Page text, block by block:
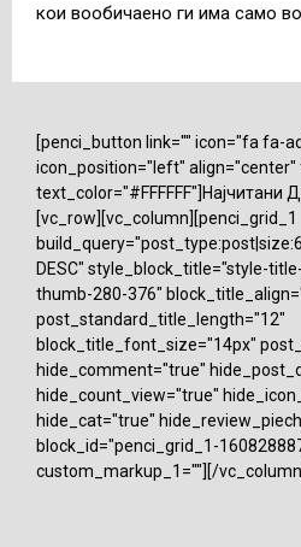
кои вообичаено ги има само во
[penci_button link="" icon="fa fa-
icon_position="left" align="center"
text_color="#FFFFFF"]Најчитани
[vc_row][vc_column][penci_grid_1
DESC" style_block_title="style-
thumb-280-376"
post_standard_title_length="12"
block_title_font_size="14px"
hide_comment="true"
hide_count_view="true"
hide_cat="true"
block_id="penci_grid_1-
custom_markup_1=""][/